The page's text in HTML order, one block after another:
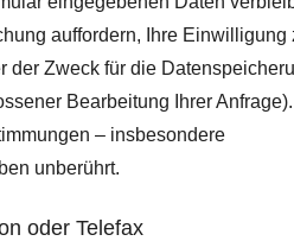
auffordern, Ihre Einwilligung
der Zweck für die
Bearbeitung Ihrer Anfrage).
– insbesondere
unberührt.
oder Telefax